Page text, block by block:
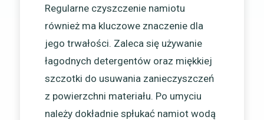
Regularne czyszczenie namiotu
również ma kluczowe znaczenie dla
jego trwałości. Zaleca się używanie
łagodnych detergentów oraz miękkiej
szczotki do usuwania zanieczyszczeń
z powierzchni materiału. Po umyciu
należy dokładnie spłukać namiot wodą